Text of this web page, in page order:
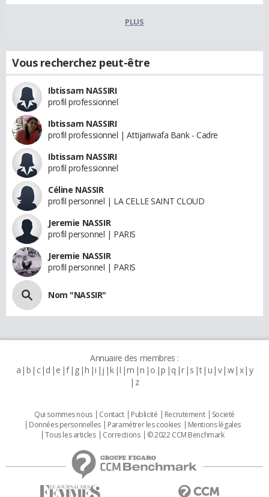
PLUS
Vous recherchez peut-être
Ibtissam NASSIRI
profil professionnel
Ibtissam NASSIRI
profil professionnel | Attijariwafa Bank - Cadre
Ibtissam NASSIRI
profil professionnel
Céline NASSIR
profil personnel | LA CELLE SAINT CLOUD
Jeremie NASSIR
profil personnel | PARIS
Jeremie NASSIR
profil personnel | PARIS
Nom "NASSIR"
Annuaire des membres :
a b c d e f g h i j k l m n o p q r s t u v w x y
z
Qui sommes nous Contact Publicité Recrutement
Societé
Données personnelles
Paramétrer les cookies
Mentions légales
Tous les articles
Corrections © 2022 CCM Benchmark